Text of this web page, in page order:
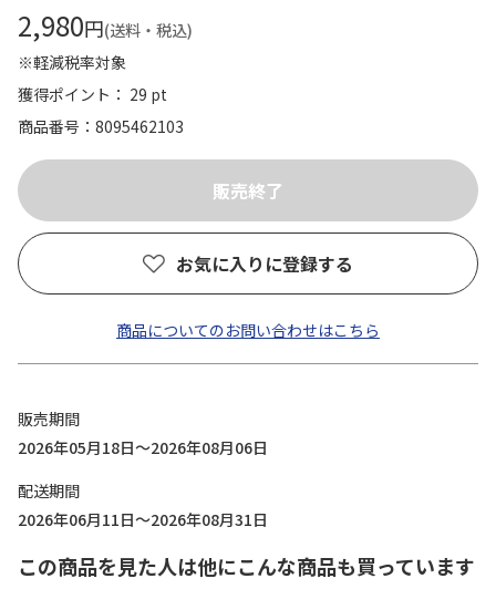
2,980円(送料・税込)
※軽減税率対象
獲得ポイント： 29 pt
商品番号
8095462103
お気に入りに登録する
商品についてのお問い合わせはこちら
販売期間
2026年05月18日～2026年08月06日
配送期間
2026年06月11日～2026年08月31日
この商品を見た人は他にこんな商品も買っています